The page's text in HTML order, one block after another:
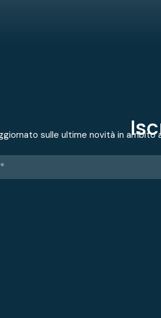
sulle ultime novità in ambito